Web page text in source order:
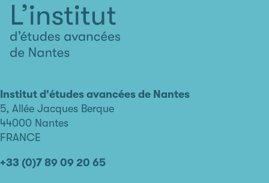
avancées
de
Nantes
Institut d'études avancées de Nantes
5, Allée Jacques Berque
44000 Nantes
FRANCE
+33 (0)7 89 09 20 65